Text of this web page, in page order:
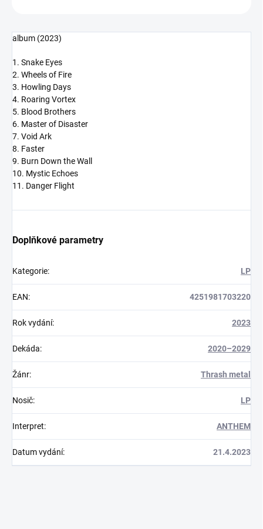
album (2023)
1. Snake Eyes
2. Wheels of Fire
3. Howling Days
4. Roaring Vortex
5. Blood Brothers
6. Master of Disaster
7. Void Ark
8. Faster
9. Burn Down the Wall
10. Mystic Echoes
11. Danger Flight
Doplňkové parametry
Kategorie: LP
EAN: 4251981703220
Rok vydání: 2023
Dekáda: 2020–2029
Žánr: Thrash metal
Nosič: LP
Interpret: ANTHEM
Datum vydání: 21.4.2023